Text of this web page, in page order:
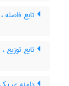
تابع فاصله
تابع